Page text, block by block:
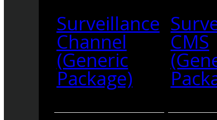
Surveillance
Channel
(Generic
Package)
CMS